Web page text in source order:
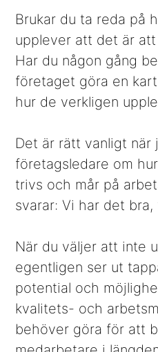
Brukar du ta reda på
upplever att det är
Har du någon gång
företaget göra en
hur de verkligen
Det är rätt vanligt när
företagsledare om
trivs och mår på
svarar: Vi har det bra,
När du väljer att inte
egentligen ser ut
potential och
kvalitets- och
behöver göra för att